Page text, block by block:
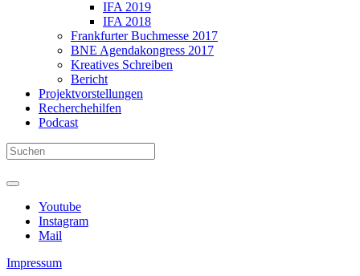
IFA 2019
IFA 2018
Frankfurter Buchmesse 2017
BNE Agendakongress 2017
Kreatives Schreiben
Bericht
Projektvorstellungen
Recherchehilfen
Podcast
Youtube
Instagram
Mail
Impressum